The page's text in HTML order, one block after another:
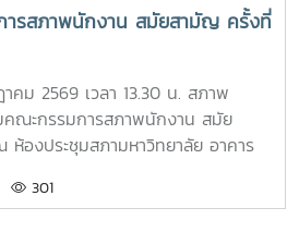
านมีความโปร่งใส เป็นธรรม และมี
ะเด็นสำคัญ คือ การกำหนดเจ้าภาพ
2569 และปี 2570 รวมทั้งการ
ราชชนก เข้าเป็นสมาชิกใหม่ของ
ายเครือข่ายความร่วมมือด้านการ
งต่อเนื่องภายหลังการประชุม สมาชิก
มไซเบอร์” และ “การวางแผน
ารสภาพนักงาน สมัยสามัญ ครั้งที่
คม 2569 เวลา 13.30 น. สภาพ
คณะกรรมการสภาพนักงาน สมัย
องประชุมสภามหาวิทยาลัย อาคาร
มของบุคลากรมหาวิทยาลัย ประจำปี
301